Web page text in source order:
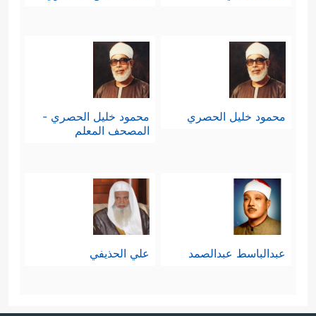
كَفَرُواْ لِلَّذِینَ ءَامَنُواْ ٱتَّبِعُواْ سَبِیلَنَا وَلۡنَحۡمِلۡ خَطَـٰیَـٰكُمۡ
وَمَا هُم بِحَـٰمِلِینَ مِنۡ خَطَـٰیَـٰهُم مِّن شَیۡءٍۖ إِنَّهُمۡ
لَكَـٰذِبُونَ﴾.
محمود خليل الحصري
محمود خليل الحصري -
المصحف المعلم
عبدالباسط عبدالصمد علي الحذيفي